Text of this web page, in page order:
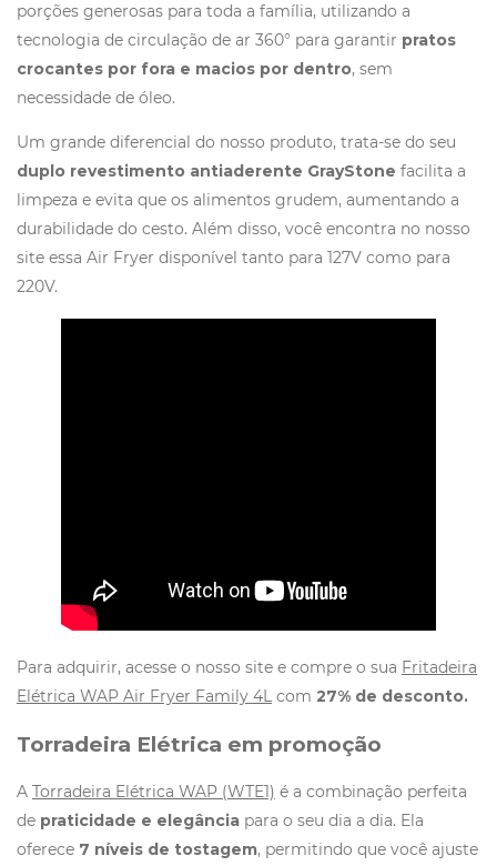
porções generosas para toda a família, utilizando a
tecnologia de circulação de ar 360° para garantir pratos
crocantes por fora e macios por dentro, sem
necessidade de óleo.
Um grande diferencial do nosso produto, trata-se do seu
duplo revestimento antiaderente GrayStone facilita a
limpeza e evita que os alimentos grudem, aumentando a
durabilidade do cesto. Além disso, você encontra no nosso
site essa Air Fryer disponível tanto para 127V como para
220V.
Para adquirir, acesse o nosso site e compre o sua Fritadeira
Elétrica WAP Air Fryer Family 4L com 27% de desconto.
Torradeira Elétrica em promoção
A Torradeira Elétrica WAP (WTE1) é a combinação perfeita
de praticidade e elegância para o seu dia a dia. Ela
oferece 7 níveis de tostagem, permitindo que você ajuste